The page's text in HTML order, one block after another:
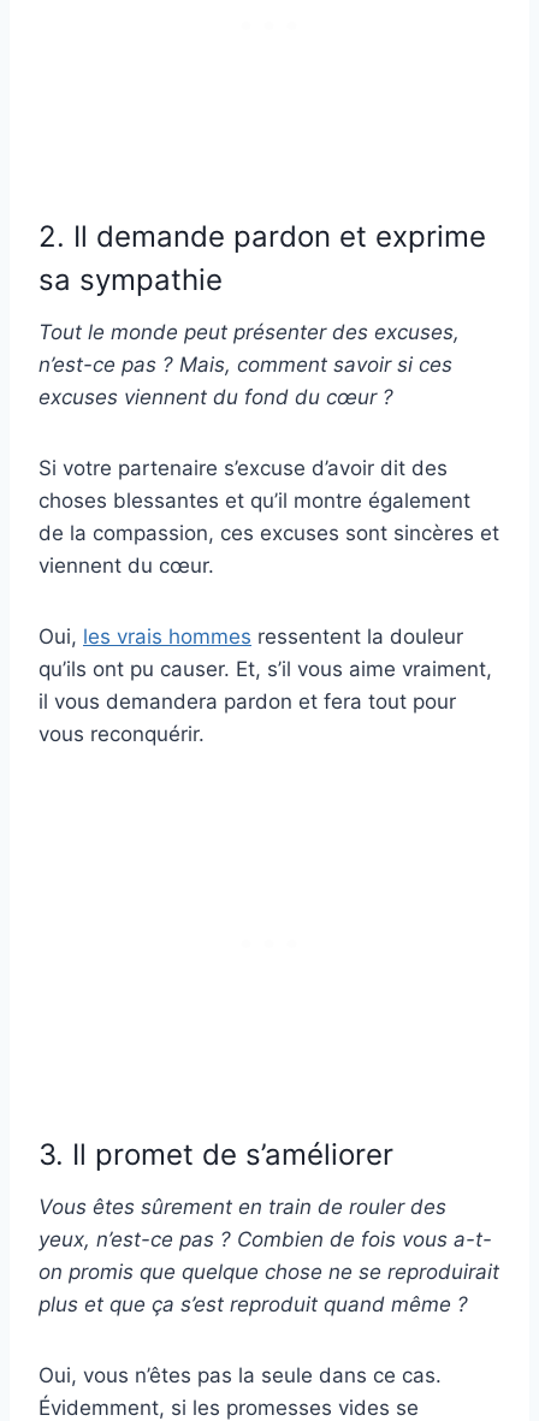
2. Il demande pardon et exprime
sa sympathie
Tout le monde peut présenter des excuses,
n’est-ce pas ? Mais, comment savoir si ces
excuses viennent du fond du cœur ?
Si votre partenaire s’excuse d’avoir dit des
choses blessantes et qu’il montre également
de la compassion, ces excuses sont sincères et
viennent du cœur.
Oui, les vrais hommes ressentent la douleur
qu’ils ont pu causer. Et, s’il vous aime vraiment,
il vous demandera pardon et fera tout pour
vous reconquérir.
3. Il promet de s’améliorer
Vous êtes sûrement en train de rouler des
yeux, n’est-ce pas ? Combien de fois vous a-t-
on promis que quelque chose ne se reproduirait
plus et que ça s’est reproduit quand même ?
Oui, vous n’êtes pas la seule dans ce cas.
Évidemment, si les promesses vides se